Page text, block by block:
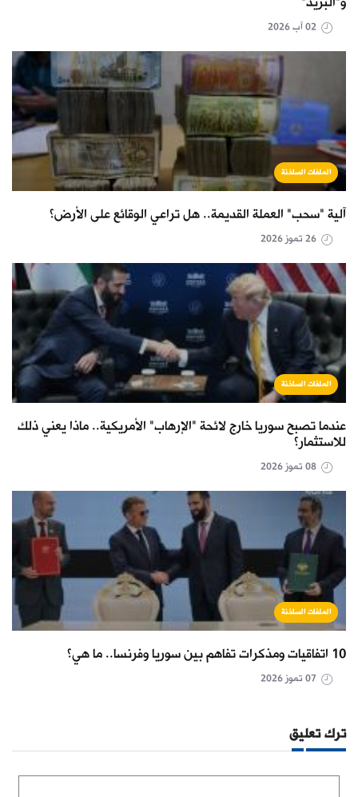
الملفات الساخنة
آلية "سحب" العملة القديمة.. هل تراعي الوقائع على الأرض؟
الملفات الساخنة
عندما تصبح سوريا خارج لائحة "الإرهاب" الأمريكية.. ماذا يعني ذلك
للاستثمار؟
الملفات الساخنة
10 اتفاقيات ومذكرات تفاهم بين سوريا وفرنسا.. ما هي؟
ترك تعليق